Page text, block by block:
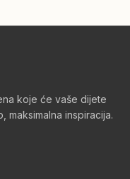
koje će vaše dijete
maksimalna inspiracija.